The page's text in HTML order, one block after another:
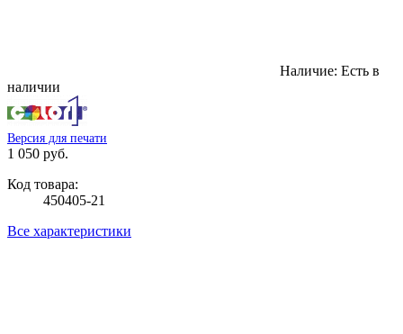
Наличие: Есть в
наличии
Версия для печати
1 050 руб.
Код товара:
450405-21
Все характеристики